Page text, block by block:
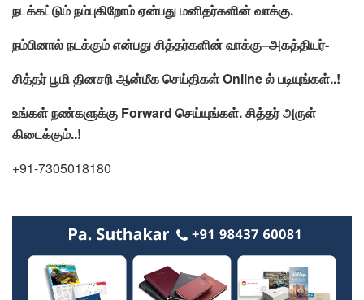
நடக்கட்டும்நம்புகிறோம்ஏன்பதுமனிதர்களின்வாக்கு.
நம்பினால்நடக்கும்என்பதுசித்தர்களின்வாக்கு–அகத்தியர்-
சித்தர்பூமிதினசரிஆன்மீகசெய்திகள்Onlineல் படியுங்கள்..!
உங்கள் நண்களுக்கு Forward செய்யுங்கள்.சித்தர் அருள்
கிடைக்கும்..!
+91-7305018180